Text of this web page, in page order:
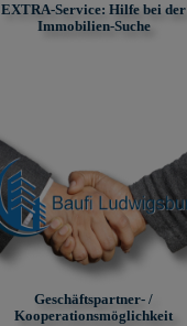
EXTRA-Service: Hilfe bei der
Immobilien-Suche
Geschäftspartner- /
Kooperationsmöglichkeit